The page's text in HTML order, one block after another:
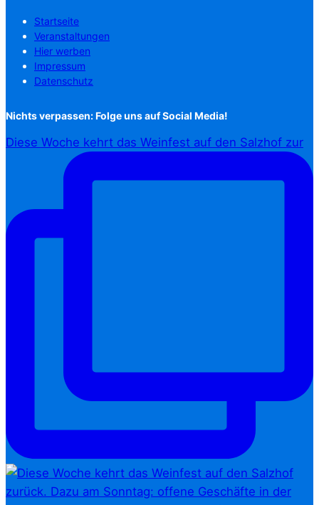
Startseite
Veranstaltungen
Hier werben
Impressum
Datenschutz
Nichts verpassen: Folge uns auf Social Media!
Diese Woche kehrt das Weinfest auf den Salzhof zur